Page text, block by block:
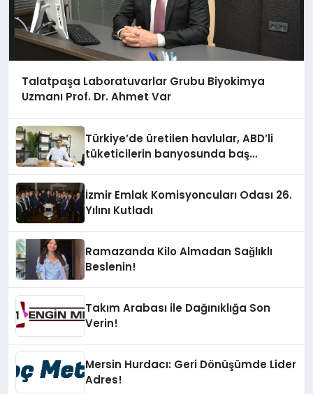
Talatpaşa Laboratuvarlar Grubu Biyokimya
Uzmanı Prof. Dr. Ahmet Var
Türkiye’de üretilen havlular, ABD’li
tüketicilerin banyosunda baş
İzmir Emlak Komisyoncuları Odası 26.
Yılını Kutladı
Ramazanda Kilo Almadan Sağlıklı
Beslenin!
Takım Arabası ile Dağınıklığa Son
Verin!
Mersin Hurdacı: Geri Dönüşümde Lider
Adres!